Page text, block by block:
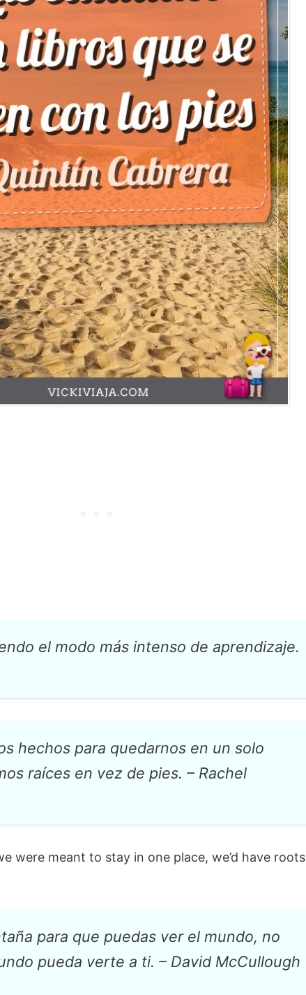
el modo más intenso de aprendizaje.
hechos para quedarnos en un solo
raíces en vez de pies. – Rachel
were meant to stay in one place, we’d have roots
para que puedas ver el mundo, no
pueda verte a ti. – David McCullough